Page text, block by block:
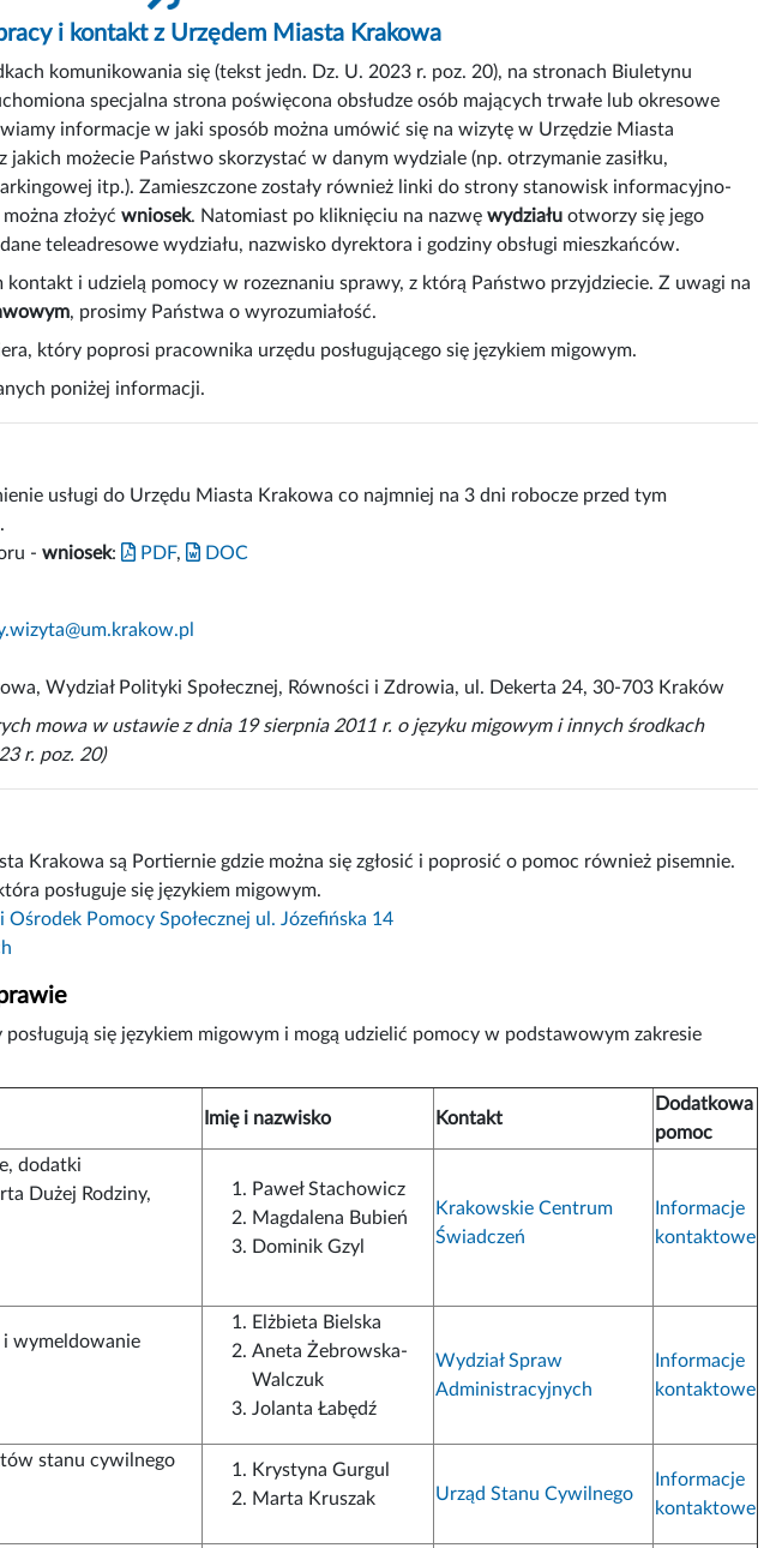
i kontakt z Urzędem Miasta Krakowa
komunikowania się (tekst jedn. Dz. U. 2023 r. poz. 20), na stronach Biuletynu
specjalna strona poświęcona obsłudze osób mających trwałe lub okresowe
informacje w jaki sposób można umówić się na wizytę w Urzędzie Miasta
jakich możecie Państwo skorzystać w danym wydziale (np. otrzymanie zasiłku,
itp.). Zamieszczone zostały również linki do strony stanowisk informacyjno-
złożyć wniosek. Natomiast po kliknięciu na nazwę wydziału otworzy się jego
teleadresowe wydziału, nazwisko dyrektora i godziny obsługi mieszkańców.
i udzielą pomocy w rozeznaniu sprawy, z którą Państwo przyjdziecie. Z uwagi na
, prosimy Państwa o wyrozumiałość.
który poprosi pracownika urzędu posługującego się językiem migowym.
poniżej informacji.
usługi do Urzędu Miasta Krakowa co najmniej na 3 dni robocze przed tym
- wniosek: PDF,
DOC
Wydział Polityki Społecznej, Równości i Zdrowia, ul. Dekerta 24, 30-703 Kraków
mowa w ustawie z dnia 19 sierpnia 2011 r. o języku migowym i innych środkach
r. poz. 20)
Krakowa są Portiernie gdzie można się zgłosić i poprosić o pomoc również pisemnie.
posługuje się językiem migowym.
Ośrodek Pomocy Społecznej ul. Józefińska 14
się językiem migowym i mogą udzielić pomocy w podstawowym zakresie
Imię i nazwisko Kontakt
Dodatkowa
pomoc
dodatki
Dużej Rodziny,
Paweł Stachowicz
Magdalena Bubień
Dominik Gzyl
Krakowskie Centrum
Świadczeń
Informacje
kontaktowe
wymeldowanie
Elżbieta Bielska
Aneta Żebrowska-
Walczuk
Jolanta Łabędź
Wydział Spraw
Administracyjnych
Informacje
kontaktowe
stanu cywilnego
Krystyna Gurgul
Marta Kruszak
Urząd Stanu Cywilnego
Informacje
kontaktowe